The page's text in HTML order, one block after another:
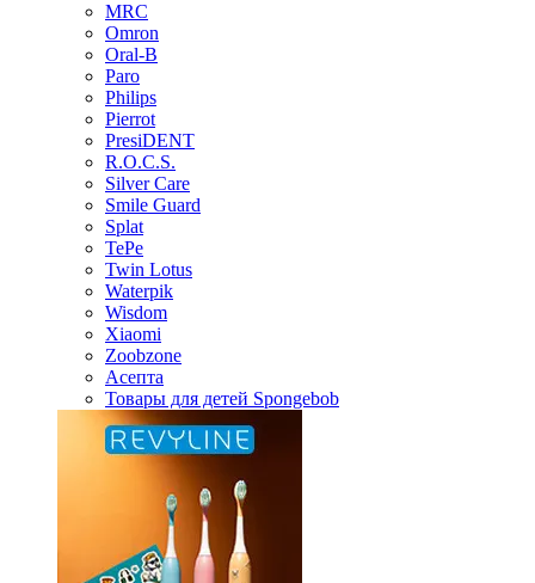
MRC
Omron
Oral-B
Paro
Philips
Pierrot
PresiDENT
R.O.C.S.
Silver Care
Smile Guard
Splat
TePe
Twin Lotus
Waterpik
Wisdom
Xiaomi
Zoobzone
Асепта
Товары для детей Spongebob